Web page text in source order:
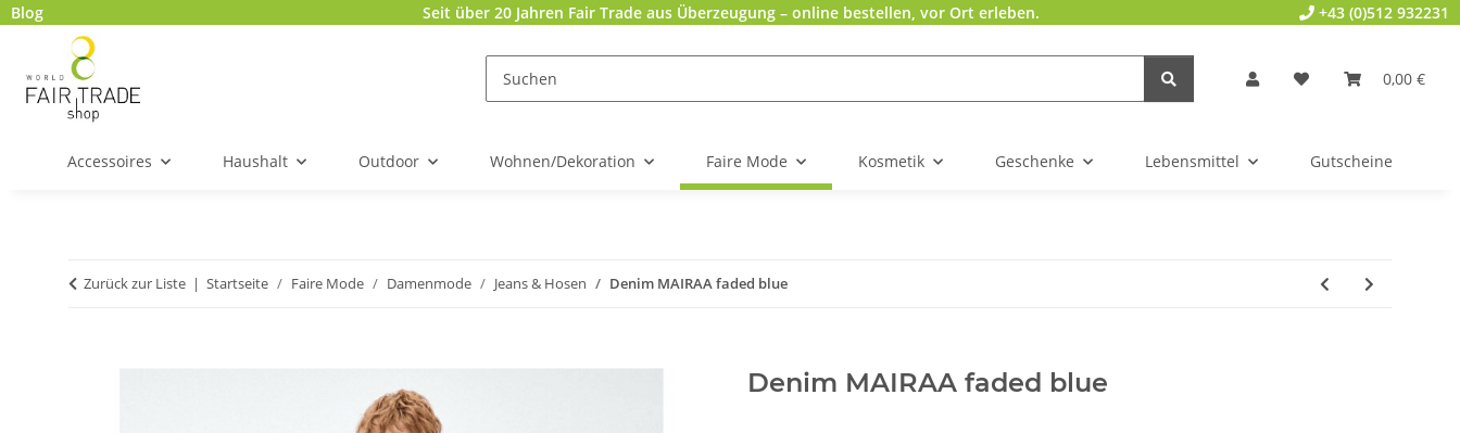
Blog Seit über 20 Jahren Fair Trade aus Überzeugung – online bestellen, vor Ort erleben. +43 (0)512 932231
0,00 €
Accessoires Haushalt Outdoor Wohnen/Dekoration Faire Mode Kosmetik Geschenke Lebensmittel Gutscheine
Zurück zur Liste Startseite Faire Mode Damenmode Jeans & Hosen Denim MAIRAA faded blue
Denim MAIRAA faded blue